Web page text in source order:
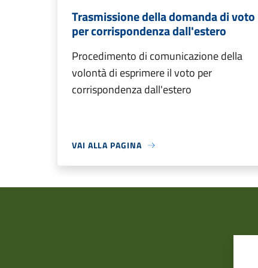
Trasmissione della domanda di voto
per corrispondenza dall'estero
Procedimento di comunicazione della
volontà di esprimere il voto per
corrispondenza dall'estero
VAI ALLA PAGINA